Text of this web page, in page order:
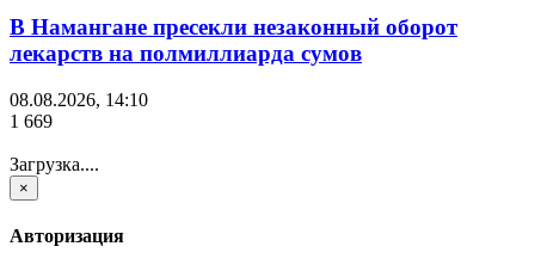
В Намангане пресекли незаконный оборот
лекарств на полмиллиарда сумов
08.08.2026, 14:10
1 669
Загрузка....
×
Авторизация